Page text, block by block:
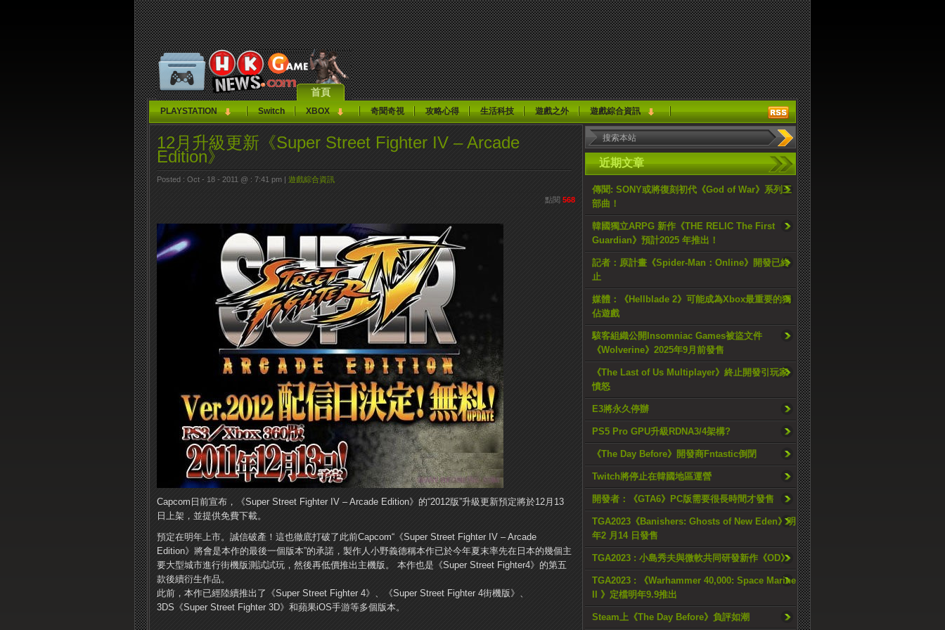
首頁
PLAYSTATION Switch XBOX 奇聞奇視 攻略心得 生活科技 遊戲之外 遊戲綜合資訊
近期文章
傳聞: SONY或將復刻初代《God of War》系列三
部曲！
韓國獨立ARPG 新作《THE RELIC The First
Guardian》預計2025 年推出！
記者：原計畫《Spider-Man：Online》開發已終
止
媒體：《Hellblade 2》可能成為Xbox最重要的獨
佔遊戲
駭客組織公開Insomniac Games被盜文件
《Wolverine》2025年9月前發售
《The Last of Us Multiplayer》終止開發引玩家
憤怒
E3將永久停辦
PS5 Pro GPU升級RDNA3/4架構?
《The Day Before》開發商Fntastic倒閉
Twitch將停止在韓國地區運營
開發者：《GTA6》PC版需要很長時間才發售
TGA2023《Banishers: Ghosts of New Eden》明
年2 月14 日發售
TGA2023 : 小島秀夫與微軟共同研發新作《OD》
TGA2023 : 《Warhammer 40,000: Space Marine
II 》定檔明年9.9推出
Steam上《The Day Before》負評如潮
12月升級更新《Super Street Fighter IV – Arcade
Edition》
Posted : Oct - 18 - 2011 @ : 7:41 pm | 遊戲綜合資訊
點閱 568
Capcom日前宣布，《Super Street Fighter IV – Arcade Edition》的“2012版”升級更新預定將於12月13
日上架，並提供免費下載。
預定在明年上市。誠信破產！這也徹底打破了此前Capcom“《Super Street Fighter IV – Arcade
Edition》將會是本作的最後一個版本”的承諾，製作人小野義德稱本作已於今年夏末率先在日本的幾個主
要大型城市進行街機版測試試玩，然後再低價推出主機版。 本作也是《Super Street Fighter4》的第五
款後續衍生作品。
此前，本作已經陸續推出了《Super Street Fighter 4》、《Super Street Fighter 4街機版》、
3DS《Super Street Fighter 3D》和蘋果iOS手游等多個版本。